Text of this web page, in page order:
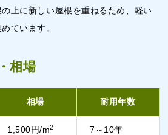
上に新しい屋根を重ねるため、軽い
ています。
相場
相場 耐用年数
1,500円/m2 7～10年